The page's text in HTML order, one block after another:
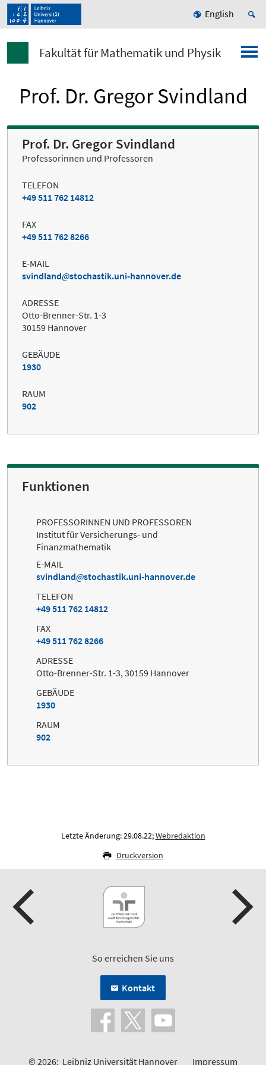
English
Fakultät für Mathematik und Physik
Prof. Dr. Gregor Svindland
Prof. Dr. Gregor Svindland
Professorinnen und Professoren
TELEFON
+49 511 762 14812
FAX
+49 511 762 8266
E-MAIL
svindland
stochastik.uni-hannover.de
ADRESSE
Otto-Brenner-Str. 1-3
30159 Hannover
GEBÄUDE
1930
RAUM
902
Funktionen
PROFESSORINNEN UND PROFESSOREN
Institut für Versicherungs- und
Finanzmathematik
E-MAIL
svindland
stochastik.uni-hannover.de
TELEFON
+49 511 762 14812
FAX
+49 511 762 8266
ADRESSE
Otto-Brenner-Str. 1-3, 30159 Hannover
GEBÄUDE
1930
RAUM
902
Letzte Änderung: 29.08.22;Webredaktion
Druckversion
So erreichen Sie uns
Kontakt
© 2026: Leibniz Universität Hannover Impressum